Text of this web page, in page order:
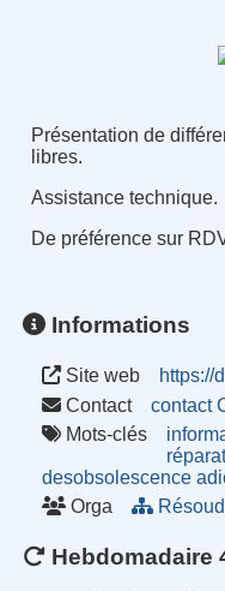
Présentation de
libres.
Assistance technique.
De préférence sur
Informations
Site web
https://
Contact
contact
Mots-clés
desobsolescence
Orga
Hebdomadaire